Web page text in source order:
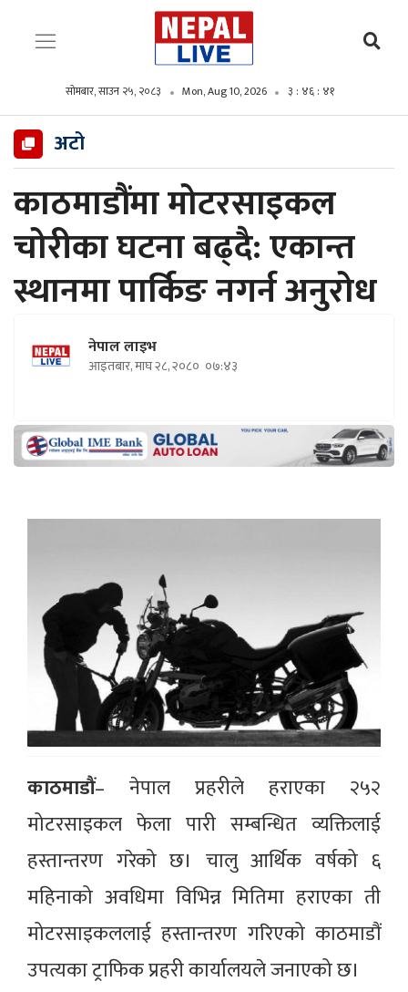
सोमबार, साउन २५, २०८३ Mon, Aug 10, 2026 ३ : ४६ : ४२
अटो
काठमाडौंमा मोटरसाइकल
चोरीका घटना बढ्दै: एकान्त
स्थानमा पार्किङ नगर्न अनुरोध
नेपाल लाइभ
आइतबार, माघ २८, २०८० ०७:४३
काठमाडौं– नेपाल प्रहरीले हराएका २५२
मोटरसाइकल फेला पारी सम्बन्धित व्यक्तिलाई
हस्तान्तरण गरेको छ। चालु आर्थिक वर्षको ६
महिनाको अवधिमा विभिन्न मितिमा हराएका ती
मोटरसाइकललाई हस्तान्तरण गरिएको काठमाडौं
उपत्यका ट्राफिक प्रहरी कार्यालयले जनाएको छ।